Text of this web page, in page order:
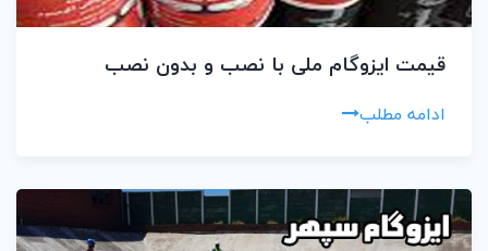
قیمت ایزوگام ملی با نصب و بدون نصب
ادامه مطلب